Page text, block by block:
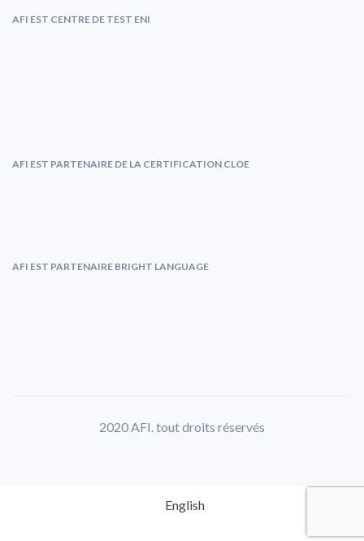
AFI EST CENTRE DE TEST ENI
AFI EST PARTENAIRE DE LA CERTIFICATION CLOE
AFI EST PARTENAIRE BRIGHT LANGUAGE
2020 AFI. tout droits réservés
English